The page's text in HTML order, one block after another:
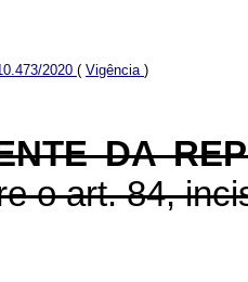
2020 ( Vigência )
DA
o art. 84,